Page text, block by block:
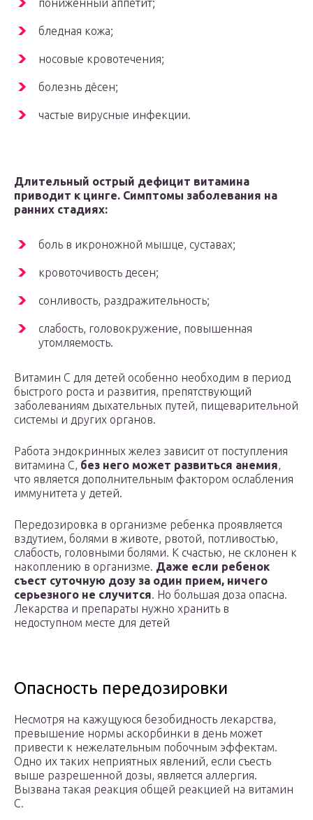
пониженный аппетит;
бледная кожа;
носовые кровотечения;
болезнь дёсен;
частые вирусные инфекции.
Длительный острый дефицит витамина
приводит к цинге. Симптомы заболевания на
ранних стадиях:
боль в икроножной мышце, суставах;
кровоточивость десен;
сонливость, раздражительность;
слабость, головокружение, повышенная
утомляемость.
Витамин С для детей особенно необходим в период
быстрого роста и развития, препятствующий
заболеваниям дыхательных путей, пищеварительной
системы и других органов.
Работа эндокринных желез зависит от поступления
витамина С, без него может развиться анемия,
что является дополнительным фактором ослабления
иммунитета у детей.
Передозировка в организме ребенка проявляется
вздутием, болями в животе, рвотой, потливостью,
слабость, головными болями. К счастью, не склонен к
накоплению в организме. Даже если ребенок
съест суточную дозу за один прием, ничего
серьезного не случится. Но большая доза опасна.
Лекарства и препараты нужно хранить в
недоступном месте для детей
Опасность передозировки
Несмотря на кажущуюся безобидность лекарства,
превышение нормы аскорбинки в день может
привести к нежелательным побочным эффектам.
Одно их таких неприятных явлений, если съесть
выше разрешенной дозы, является аллергия.
Вызвана такая реакция общей реакцией на витамин
С.